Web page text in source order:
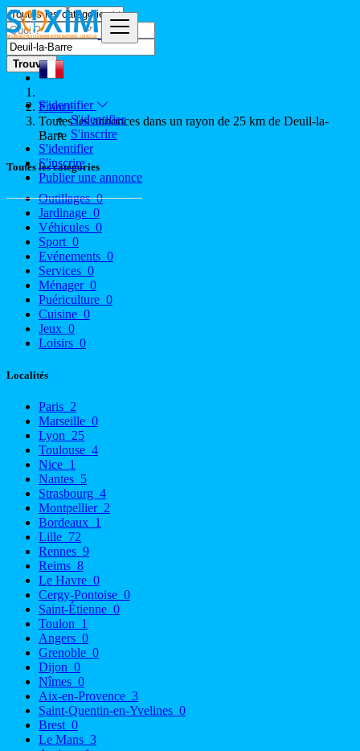
S'identifier
S'identifier
S'inscrire
S'identifier
S'inscrire
Publier une annonce
Trouver
France
Toutes les annonces dans un rayon de 25 km de Deuil-la-
Barre
Toutes les catégories
Outillages0
Jardinage 0
Véhicules 0
Sport 0
Evénements 0
Services 0
Ménager 0
Puériculture 0
Cuisine 0
Jeux 0
Loisirs 0
Localités
Paris 2
Marseille 0
Lyon 25
Toulouse 4
Nice 1
Nantes 5
Strasbourg 4
Montpellier 2
Bordeaux 1
Lille 72
Rennes 9
Reims 8
Le Havre 0
Cergy-Pontoise 0
Saint-Étienne 0
Toulon 1
Angers 0
Grenoble 0
Dijon 0
Nîmes 0
Aix-en-Provence 3
Saint-Quentin-en-Yvelines 0
Brest 0
Le Mans 3